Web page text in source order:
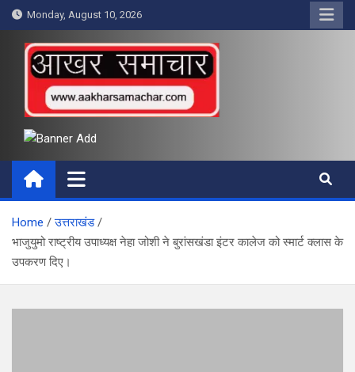
Skip
to
content
Monday, August 10, 2026
आखर समाचार
Home
उत्तराखंड
भाजुयुमो राष्ट्रीय उपाध्यक्ष नेहा जोशी ने बुरांसखंडा इंटर कालेज को स्मार्ट क्लास के
उपकरण दिए।